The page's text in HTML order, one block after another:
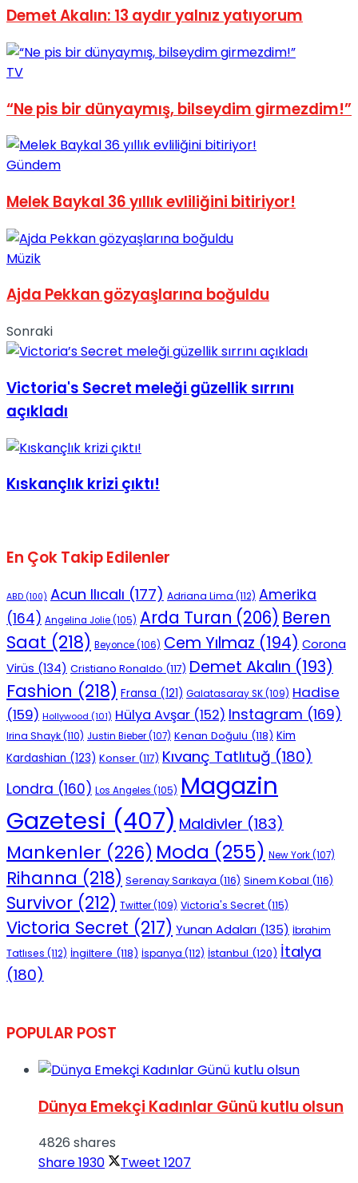
No Result
View All Result
Demet Akalın: 13 aydır yalnız yatıyorum
TV
“Ne pis bir dünyaymış, bilseydim girmezdim!”
Gündem
Melek Baykal 36 yıllık evliliğini bitiriyor!
Müzik
Ajda Pekkan gözyaşlarına boğuldu
Sonraki
Victoria's Secret meleği güzellik sırrını
açıkladı
Kıskançlık krizi çıktı!
En Çok Takip Edilenler
ABD (100) Acun Ilıcalı (177) Adriana Lima (112) Amerika
(164) Angelina Jolie(105) Arda Turan (206) Beren
Saat (218) Beyonce(106) Cem Yılmaz (194) Corona
Virüs (134) Cristiano Ronaldo (117) Demet Akalın (193)
Fashion (218) Fransa (121) Galatasaray SK(109) Hadise
(159) Hollywood (101) Hülya Avşar (152) Instagram (169)
Irina Shayk(110) Justin Bieber(107) Kenan Doğulu (118) Kim
Kardashian (123) Konser (117) Kıvanç Tatlıtuğ(180)
Londra (160) Los Angeles (105) Magazin
Gazetesi (407) Maldivler(183)
Mankenler (226) Moda (255) New York(107)
Rihanna (218) Serenay Sarıkaya (116) Sinem Kobal (116)
Survivor (212) Twitter(109) Victoria's Secret (115)
Victoria Secret (217) Yunan Adaları (135) İbrahim
Tatlıses (112) İngiltere (118) İspanya (112) İstanbul (120) İtalya
(180)
POPULAR POST
Dünya Emekçi Kadınlar Günü kutlu olsun
4826 shares
Share1930 Tweet 1207